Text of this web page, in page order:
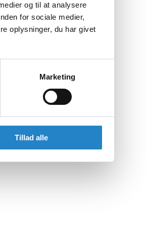
og til at analysere
for sociale medier,
oplysninger, du har givet
Marketing
Tillad alle